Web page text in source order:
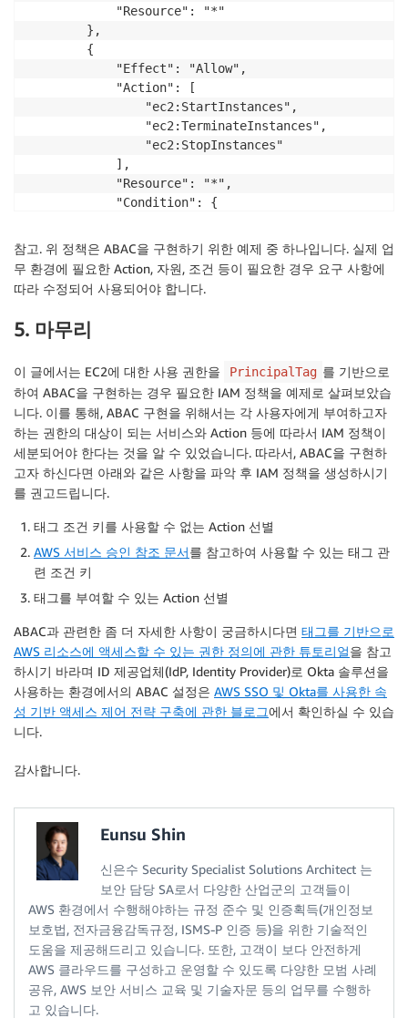
            "Resource": "*"
        },
        {
            "Effect": "Allow",
            "Action": [
                "ec2:StartInstances",
                "ec2:TerminateInstances",
                "ec2:StopInstances"
            ],
            "Resource": "*",
            "Condition": {
"ec2:ResourceTag/Department":
                }
            }
        },
            "Effect": "Allow",
            "Resource": [
                "arn:aws:ec2:*::image/*",
                "arn:aws:ec2:*::snapshot/*",
                "arn:aws:ec2:*:*:subnet/*",
"arn:aws:ec2:*:*:network-interface/
                "arn:aws:ec2:*:*:security-group/*",
                "arn:aws:ec2:*:*:key-pair/*"
        },
        {
            "Effect": "Allow",
                "ec2:CreateVolume",
                "ec2:RunInstances"
            ],
            "Resource": [
                "arn:aws:ec2:*:*:volume/*",
                "arn:aws:ec2:*:*:instance/*",
"arn:aws:ec2:*:*:network-interface/
            ],
                "StringLike": {
                        "SRE",
                        "DEV"
                    ],
                    "aws:RequestTag/Name": "*"
                },
                "ForAllValues:StringEquals": {
                    "aws:TagKeys": [
                        "Department",
                        "Name"
                    ]
참고. 위 정책은 ABAC을 구현하기 위한 예제 중 하나입니다. 실제 업
무 환경에 필요한 Action, 자원, 조건 등이 필요한 경우 요구 사항에
따라 수정되어 사용되어야 합니다.
5. 마무리
이 글에서는 EC2에 대한 사용 권한을 PrincipalTag 를 기반으로
하여 ABAC을 구현하는 경우 필요한 IAM 정책을 예제로 살펴보았습
니다. 이를 통해, ABAC 구현을 위해서는 각 사용자에게 부여하고자
하는 권한의 대상이 되는 서비스와 Action 등에 따라서 IAM 정책이
세분되어야 한다는 것을 알 수 있었습니다. 따라서, ABAC을 구현하
고자 하신다면 아래와 같은 사항을 파악 후 IAM 정책을 생성하시기
를 권고드립니다.
태그 조건 키를 사용할 수 없는 Action 선별
AWS 서비스 승인 참조 문서를 참고하여 사용할 수 있는 태그 관
련 조건 키
태그를 부여할 수 있는 Action 선별
ABAC과 관련한 좀 더 자세한 사항이 궁금하시다면 태그를 기반으로
AWS 리소스에 액세스할 수 있는 권한 정의에 관한 튜토리얼을 참고
하시기 바라며 ID 제공업체(IdP, Identity Provider)로 Okta 솔루션을
사용하는 환경에서의 ABAC 설정은 AWS SSO 및 Okta를 사용한 속
성 기반 액세스 제어 전략 구축에 관한 블로그에서 확인하실 수 있습
니다.
감사합니다.
Eunsu Shin
신은수 Security Specialist Solutions Architect 는
보안 담당 SA로서 다양한 산업군의 고객들이
AWS 환경에서 수행해야하는 규정 준수 및 인증획득(개인정보
보호법, 전자금융감독규정, ISMS-P 인증 등)을 위한 기술적인
도움을 제공해드리고 있습니다. 또한, 고객이 보다 안전하게
AWS 클라우드를 구성하고 운영할 수 있도록 다양한 모범 사례
공유, AWS 보안 서비스 교육 및 기술자문 등의 업무를 수행하
고 있습니다.